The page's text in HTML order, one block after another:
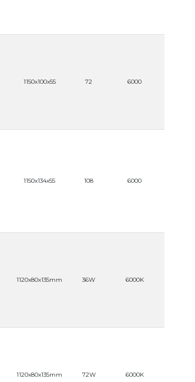
1150x100x55 72 6000
1150x134x55 108 6000
1120x80x135mm 36W 6000K
1120x80x135mm 72W 6000K